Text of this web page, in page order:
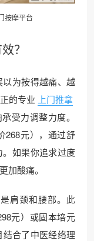
按摩平台
？
为按得越痛、越
的专业 上门推拿
受力调整力度。
268元），通过舒
如果你追求过度
加酸痛。
肩颈和腰部。此
元）或固本培元
合了中医经络理